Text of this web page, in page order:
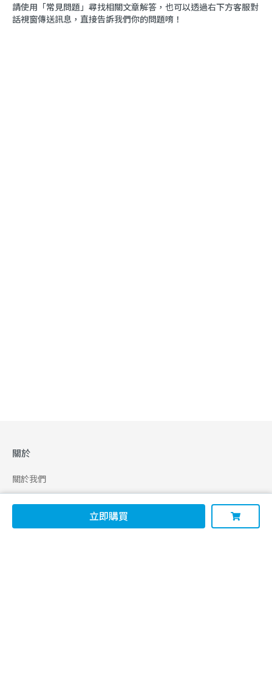
立即購買
請使用「常見問題」尋找相關文章解答，也可以透過右下方客服對
話視窗傳送訊息，直接告訴我們你的問題唷！
關於
關於我們
合作申請